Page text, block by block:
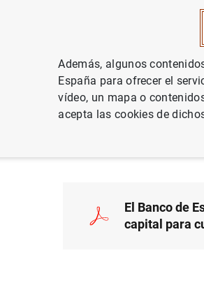
deben
Real
10/03/2011 SISTEMA
El Banco de
capital para
Además, algunos
España para ofrecer el
vídeo, un mapa o
acepta las cookies de